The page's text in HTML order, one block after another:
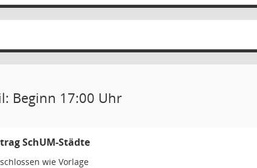
Beginn 17:00 Uhr
SchUM-Städte
wie Vorlage